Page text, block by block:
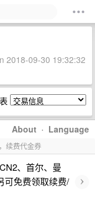
2018-09-30 19:32:32
About · Language
续费代金券
、首尔、曼
可免费领取续费/
›